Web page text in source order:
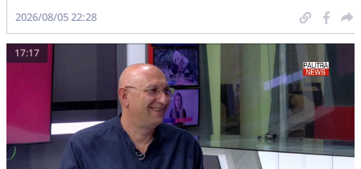
2026/08/05 22:28
17:17